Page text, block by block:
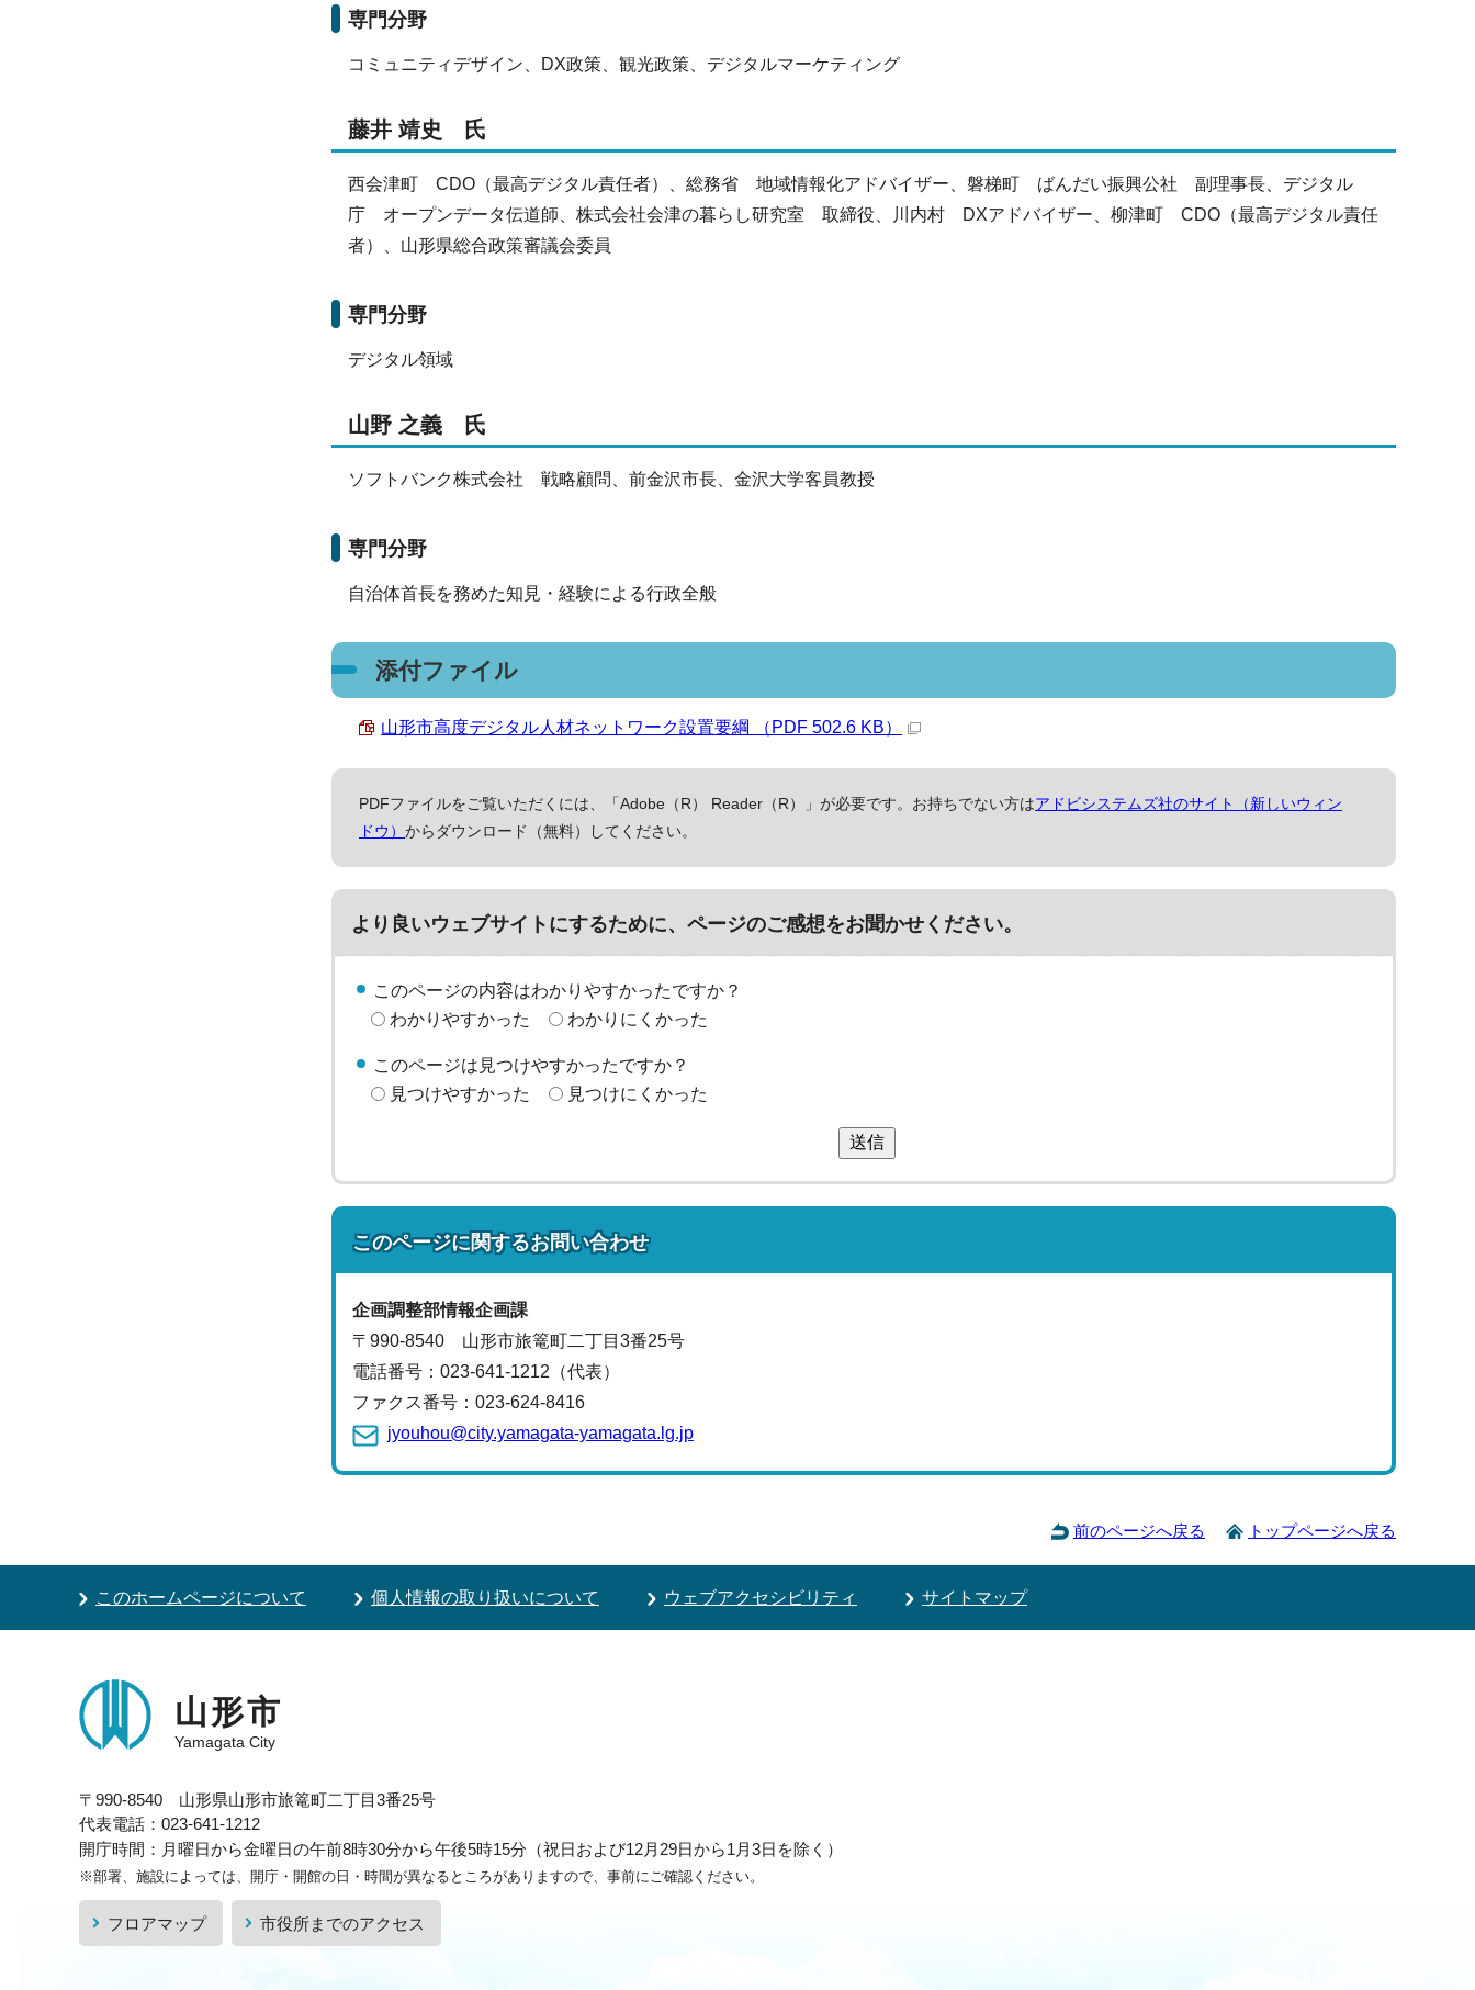
専門分野
コミュニティデザイン、DX政策、観光政策、デジタルマーケティング
藤井 靖史 氏
西会津町 CDO（最高デジタル責任者）、総務省 地域情報化アドバイザー、磐梯町 ばんだい振興公社 副理事長、デジタル
庁 オープンデータ伝道師、株式会社会津の暮らし研究室 取締役、川内村 DXアドバイザー、柳津町 CDO（最高デジタル責任
者）、山形県総合政策審議会委員
専門分野
デジタル領域
山野 之義 氏
ソフトバンク株式会社 戦略顧問、前金沢市長、金沢大学客員教授
専門分野
自治体首長を務めた知見・経験による行政全般
添付ファイル
山形市高度デジタル人材ネットワーク設置要綱 （PDF 502.6 KB）
PDFファイルをご覧いただくには、「Adobe（R） Reader（R）」が必要です。お持ちでない方はアドビシステムズ社のサイト（新しいウィン
ドウ） からダウンロード（無料）してください。
より良いウェブサイトにするために、ページのご感想をお聞かせください。
このページの内容はわかりやすかったですか？
わかりやすかった
わかりにくかった
このページは見つけやすかったですか？
見つけやすかった
見つけにくかった
送信
このページに関するお問い合わせ
企画調整部情報企画課
〒990-8540 山形市旅篭町二丁目3番25号
電話番号： 023-641-1212（代表）
ファクス番号：023-624-8416
jyouhou@city.yamagata-yamagata.lg.jp
前のページへ戻る トップページへ戻る
このホームページについて 個人情報の取り扱いについて ウェブアクセシビリティ サイトマップ
山形市
Yamagata City
〒990-8540 山形県山形市旅篭町二丁目3番25号
代表電話：023-641-1212
開庁時間：月曜日から金曜日の午前8時30分から午後5時15分（祝日および12月29日から1月3日を除く）
※部署、施設によっては、開庁・開館の日・時間が異なるところがありますので、事前にご確認ください。
フロアマップ 市役所までのアクセス